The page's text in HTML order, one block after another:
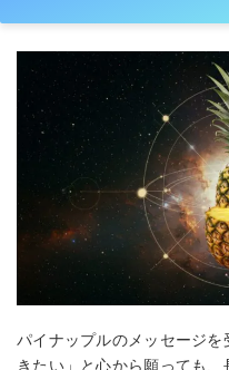
パイナップルのメッセージ
きたい」と心から願っても